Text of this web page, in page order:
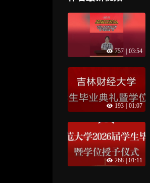
757 03:54
193 01:07
268 01:11